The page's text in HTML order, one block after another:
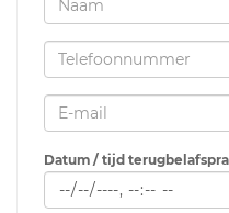
Datum / tijd